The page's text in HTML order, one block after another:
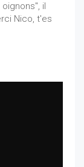
il
Nico, t'es